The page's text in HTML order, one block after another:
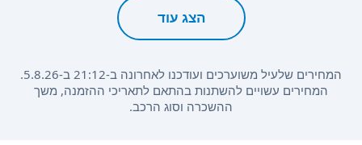
הצג עוד
המחירים שלעיל משוערכים ועודכנו לאחרונה ב-21:12 ב-5.8.26.
המחירים עשויים להשתנות בהתאם לתאריכי ההזמנה, משך
ההשכרה וסוג הרכב.